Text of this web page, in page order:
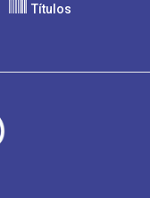
Títulos